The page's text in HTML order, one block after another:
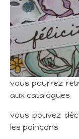
vous pourrez
aux catalogues
vous pouvez
les poinçons